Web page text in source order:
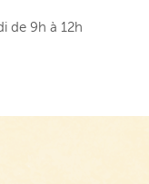
de 9h à 12h